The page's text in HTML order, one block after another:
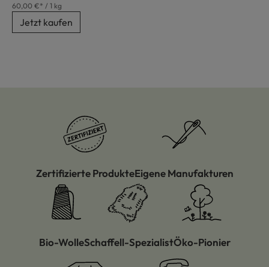
60,00 €* / 1 kg
Jetzt kaufen
Zertifizierte ProdukteEigene Manufakturen
Bio-WolleSchaffell-SpezialistÖko-Pionier